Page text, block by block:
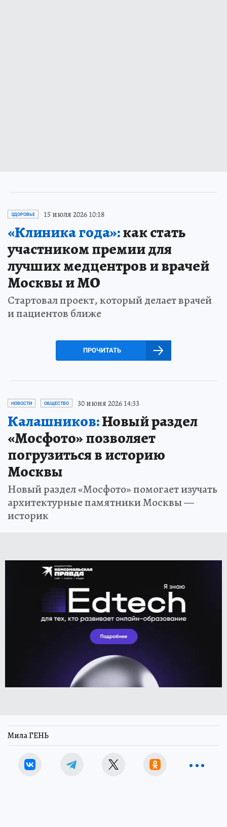
ЗДОРОВЬЕ 15 июля 2026 10:18
«Клиника года»:как стать
участником премии для
лучших медцентров и врачей
Москвы и МО
Стартовал проект, который делает врачей
и пациентов ближе
ПРОЧИТАТЬ
НОВОСТИ ОБЩЕСТВО 30 июня 2026 14:33
Калашников:Новый раздел
«Мосфото» позволяет
погрузиться в историю
Москвы
Новый раздел «Мосфото» помогает изучать
архитектурные памятники Москвы —
историк
Мила ГЕНЬ